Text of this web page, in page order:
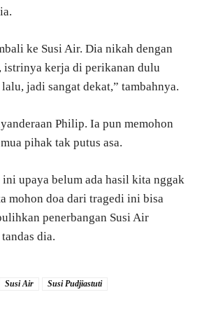
ke Susi Air. Dia nikah dengan
istrinya kerja di perikanan dulu
jadi sangat dekat,” tambahnya.
Philip. Ia pun memohon
pihak tak putus asa.
upaya belum ada hasil kita nggak
mohon doa dari tragedi ini bisa
penerbangan Susi Air
dia.
Susi Air Susi Pudjiastuti